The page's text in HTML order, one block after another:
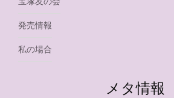
発売情報
私の場合
メタ情報